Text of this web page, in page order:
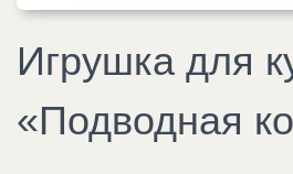
Игрушка для
«Подводная